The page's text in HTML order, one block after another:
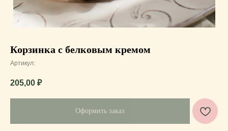
Корзинка с белковым кремом
Артикул:
205,00 ₽
Оформить заказ